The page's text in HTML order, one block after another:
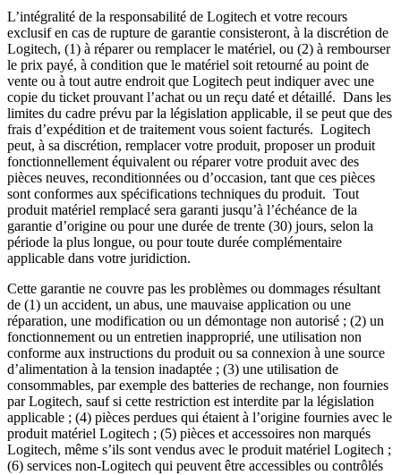
L’intégralité de la responsabilité de Logitech et votre recours
exclusif en cas de rupture de garantie consisteront, à la discrétion de
Logitech, (1) à réparer ou remplacer le matériel, ou (2) à rembourser
le prix payé, à condition que le matériel soit retourné au point de
vente ou à tout autre endroit que Logitech peut indiquer avec une
copie du ticket prouvant l’achat ou un reçu daté et détaillé. Dans les
limites du cadre prévu par la législation applicable, il se peut que des
frais d’expédition et de traitement vous soient facturés. Logitech
peut, à sa discrétion, remplacer votre produit, proposer un produit
fonctionnellement équivalent ou réparer votre produit avec des
pièces neuves, reconditionnées ou d’occasion, tant que ces pièces
sont conformes aux spécifications techniques du produit. Tout
produit matériel remplacé sera garanti jusqu’à l’échéance de la
garantie d’origine ou pour une durée de trente (30) jours, selon la
période la plus longue, ou pour toute durée complémentaire
applicable dans votre juridiction.
Cette garantie ne couvre pas les problèmes ou dommages résultant
de (1) un accident, un abus, une mauvaise application ou une
réparation, une modification ou un démontage non autorisé ; (2) un
fonctionnement ou un entretien inapproprié, une utilisation non
conforme aux instructions du produit ou sa connexion à une source
d’alimentation à la tension inadaptée ; (3) une utilisation de
consommables, par exemple des batteries de rechange, non fournies
par Logitech, sauf si cette restriction est interdite par la législation
applicable ; (4) pièces perdues qui étaient à l’origine fournies avec le
produit matériel Logitech ; (5) pièces et accessoires non marqués
Logitech, même s’ils sont vendus avec le produit matériel Logitech ;
(6) services non-Logitech qui peuvent être accessibles ou contrôlés